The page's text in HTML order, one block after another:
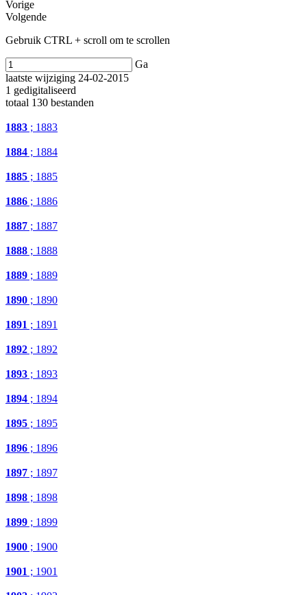
Vorige
Volgende
Gebruik CTRL + scroll om te scrollen
Ga
laatste wijziging 24-02-2015
1 gedigitaliseerd
totaal 130 bestanden
1883 ; 1883
1884 ; 1884
1885 ; 1885
1886 ; 1886
1887 ; 1887
1888 ; 1888
1889 ; 1889
1890 ; 1890
1891 ; 1891
1892 ; 1892
1893 ; 1893
1894 ; 1894
1895 ; 1895
1896 ; 1896
1897 ; 1897
1898 ; 1898
1899 ; 1899
1900 ; 1900
1901 ; 1901